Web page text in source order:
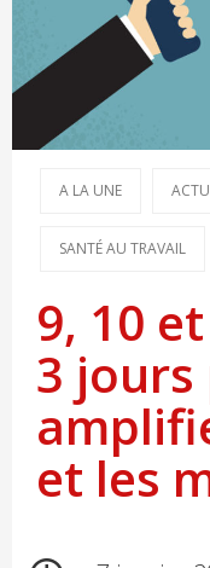
A LA UNE
SANTÉ AU TRAVAIL
9, 10
3
et les